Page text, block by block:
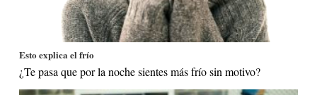
Esto explica el frío
¿Te pasa que por la noche sientes más frío sin motivo?